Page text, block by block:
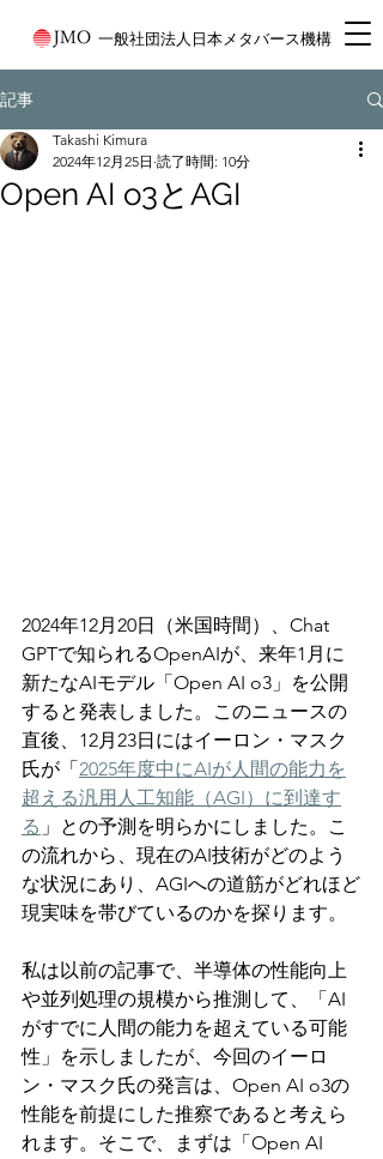
一般社団法人日本メタバース機構
記事
Open AI o3とAGI
Takashi Kimura
2024年12月25日 読了時間: 10分
2024年12月20日（米国時間）、Chat
GPTで知られるOpenAIが、来年1月に
新たなAIモデル「Open AI o3」を公開
すると発表しました。このニュースの
直後、12月23日にはイーロン・マスク
氏が「2025年度中にAIが人間の能力を
超える汎用人工知能（AGI）に到達す
る 」との予測を明らかにしました。こ
の流れから、現在のAI技術がどのよう
な状況にあり、AGIへの道筋がどれほど
現実味を帯びているのかを探ります。
私は以前の記事で、半導体の性能向上
や並列処理の規模から推測して、「AI
がすでに人間の能力を超えている可能
性」を示しましたが、今回のイーロ
ン・マスク氏の発言は、Open AI o3の
性能を前提にした推察であると考えら
れます。そこで、まずは「Open AI